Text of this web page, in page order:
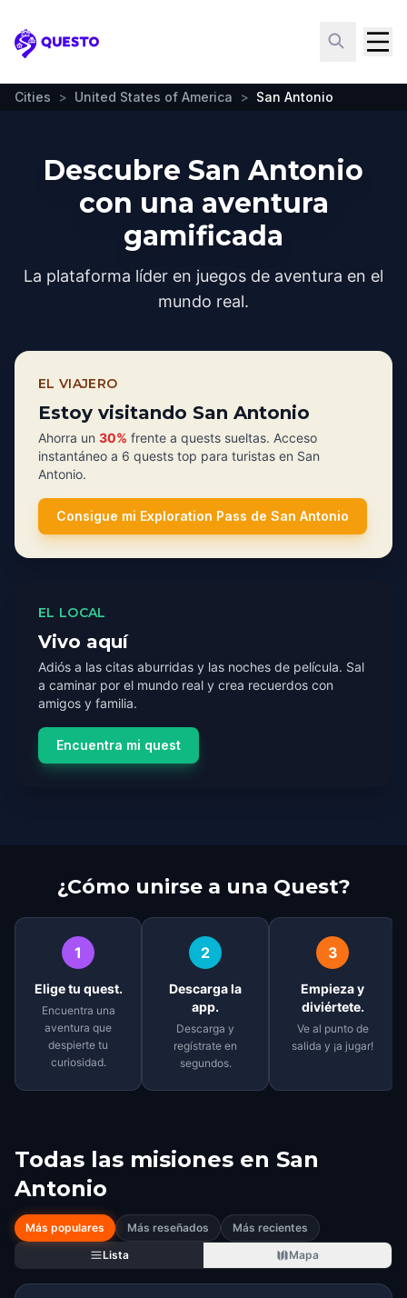
Questo
Cities > United States of America > San Antonio
Descubre San Antonio
con una aventura
gamificada
La plataforma líder en juegos de aventura en el
mundo real.
EL VIAJERO
Estoy visitando San Antonio
Ahorra un 30% frente a quests sueltas. Acceso
instantáneo a 6 quests top para turistas en San
Antonio.
Consigue mi Exploration Pass de San Antonio
EL LOCAL
Vivo aquí
Adiós a las citas aburridas y las noches de película. Sal
a caminar por el mundo real y crea recuerdos con
amigos y familia.
Encuentra mi quest
¿Cómo unirse a una Quest?
1
Elige tu quest.
Encuentra una
aventura que
despierte tu
curiosidad.
2
Descarga la
app.
Descarga y
regístrate en
segundos.
3
Empieza y
diviértete.
Ve al punto de
salida y ¡a jugar!
Todas las misiones en San
Antonio
Más populares Más reseñados
Más recientes
Lista
Mapa